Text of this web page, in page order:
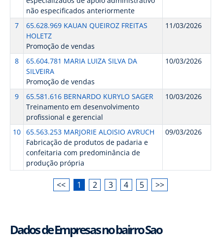
não especificados anteriormente
7
65.628.969 KAUAN QUEIROZ FREITAS
HOLETZ
Promoção de vendas
11/03/2026
8
65.604.781 MARIA LUIZA SILVA DA
SILVEIRA
Promoção de vendas
10/03/2026
9
65.581.616 BERNARDO KURYLO SAGER
Treinamento em desenvolvimento
profissional e gerencial
10/03/2026
10 65.563.253 MARJORIE ALOISIO AVRUCH
Fabricação de produtos de padaria e
confeitaria com predominância de
produção própria
09/03/2026
<< 1 2 3 4 5 >>
Dados de Empresas no bairro Sao